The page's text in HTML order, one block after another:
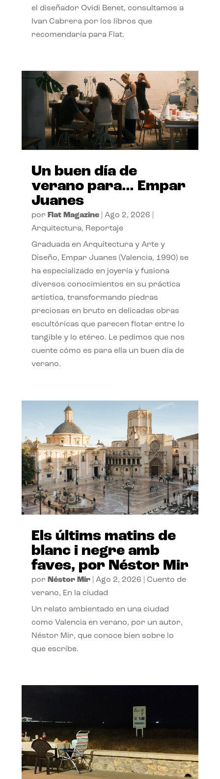
el diseñador Ovidi Benet, consultamos a
Ivan Cabrera por los libros que
recomendaría para Flat.
Un buen día de
verano para… Empar
Juanes
por Flat Magazine| Ago 2, 2026
Arquitectura, Reportaje
Graduada en Arquitectura y Arte y
Diseño, Empar Juanes (Valencia, 1990) se
ha especializado en joyería y fusiona
diversos conocimientos en su práctica
artística, transformando piedras
preciosas en bruto en delicadas obras
escultóricas que parecen flotar entre lo
tangible y lo etéreo. Le pedimos que nos
cuente cómo es para ella un buen día de
verano.
Els últims matins de
blanc i negre amb
faves, por Néstor Mir
por Néstor Mir| Ago 2, 2026
Cuento de
verano, En la ciudad
Un relato ambientado en una ciudad
como Valencia en verano, por un autor,
Néstor Mir, que conoce bien sobre lo
que escribe.